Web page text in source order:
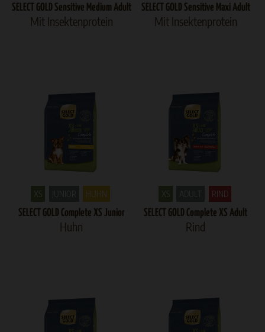
SELECT GOLD Sensitive Medium Adult
Mit Insektenprotein
SELECT GOLD Sensitive Maxi Adult
Mit Insektenprotein
XS HUHN
SELECT GOLD Complete XS Junior
Huhn
XS RIND
SELECT GOLD Complete XS Adult
Rind